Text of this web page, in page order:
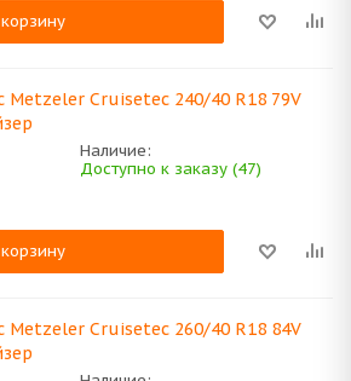
Cruisetec 240/40 R18 79V
Наличие:
Доступно к заказу (47)
Cruisetec 260/40 R18 84V